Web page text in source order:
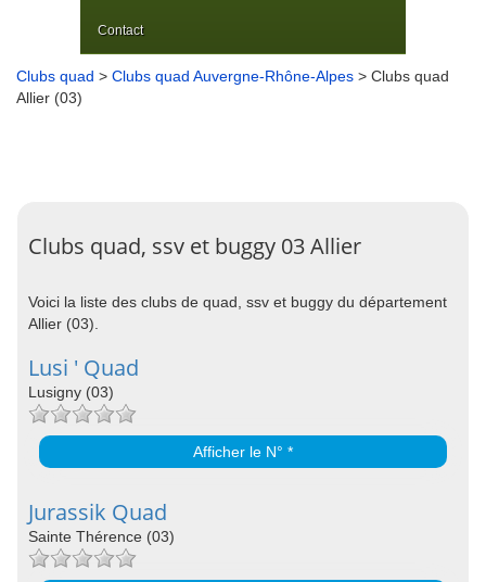
Contact
Clubs quad > Clubs quad Auvergne-Rhône-Alpes > Clubs quad
Allier (03)
Clubs quad, ssv et buggy 03 Allier
Voici la liste des clubs de quad, ssv et buggy du département
Allier (03).
Lusi ' Quad
Lusigny (03)
Afficher le N° *
Jurassik Quad
Sainte Thérence (03)